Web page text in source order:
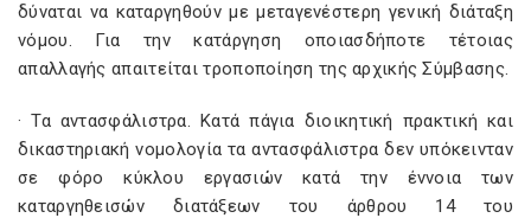
δύναται να καταργηθούν με μεταγενέστερη γενική διάταξη
νόμου. Για την κατάργηση οποιασδήποτε τέτοιας
απαλλαγής απαιτείται τροποποίηση της αρχικής Σύμβασης.
· Τα αντασφάλιστρα. Κατά πάγια διοικητική πρακτική και
δικαστηριακή νομολογία τα αντασφάλιστρα δεν υπόκεινταν
σε φόρο κύκλου εργασιών κατά την έννοια των
καταργηθεισών διατάξεων του άρθρου 14 του